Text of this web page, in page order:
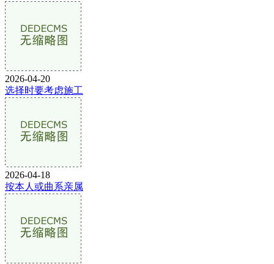
2026-04-20
选择时要考虑施工
2026-04-18
按本人或曲系亲属